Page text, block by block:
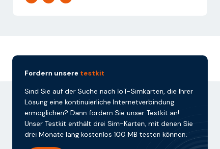
Fordern unsere testkit
Sind Sie auf der Suche nach IoT-Simkarten, die Ihrer
Lösung eine kontinuierliche Internetverbindung
ermöglichen? Dann fordern Sie unser Testkit an!
Unser Testkit enthält drei Sim-Karten, mit denen Sie
drei Monate lang kostenlos 100 MB testen können.